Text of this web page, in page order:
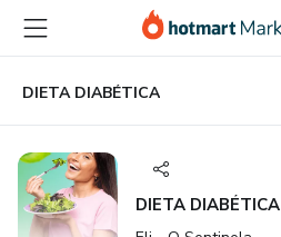
para
conteúdo
principal
para
pagamento
para
rodapé
DIETA DIABÉTICA
DIETA DIABÉTICA